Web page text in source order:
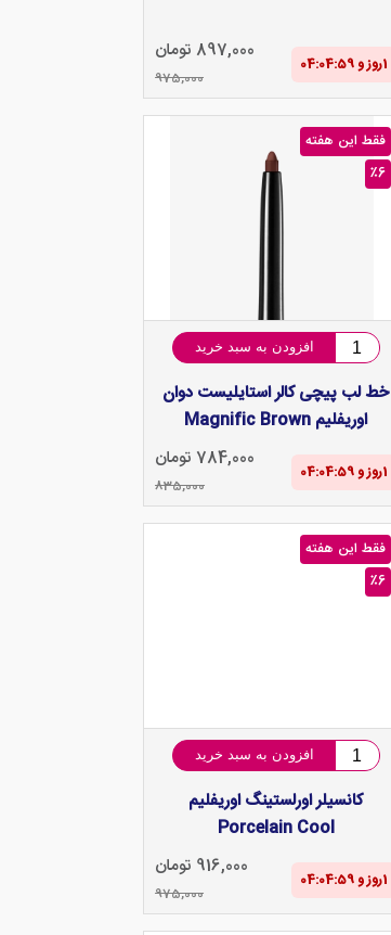
1‌روز و 04:04‌:‌58 897,000 تومان
975,000
٪6
فقط این هفته
افزودن به سبد خرید
خط لب پیچی کالر استایلیست دوان
اوریفلیم Magnific Brown
1‌روز و 04:04‌:‌58 784,000 تومان
835,000
٪6
فقط این هفته
افزودن به سبد خرید
کانسیلر اورلستینگ اوریفلیم
Porcelain Cool
1‌روز و 04:04‌:‌58 916,000 تومان
975,000